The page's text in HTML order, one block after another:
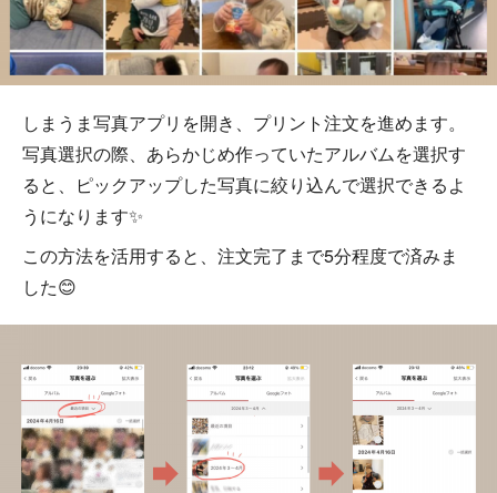
しまうま写真アプリを開き、プリント注文を進めます。
写真選択の際、あらかじめ作っていたアルバムを選択す
ると、ピックアップした写真に絞り込んで選択できるよ
うになります✨
この方法を活用すると、注文完了まで5分程度で済みま
した😊